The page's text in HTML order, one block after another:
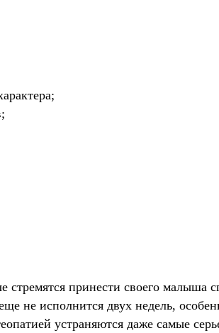
принести своего малыша
не исполнится двух недель,
устраняются даже самые